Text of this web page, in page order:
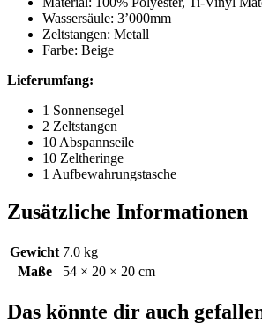
Wassersäule: 3’000mm
Zeltstangen: Metall
Farbe: Beige
Lieferumfang:
1 Sonnensegel
2 Zeltstangen
10 Abspannseile
10 Zeltheringe
1 Aufbewahrungstasche
Zusätzliche Informationen
Gewicht 7.0 kg
Maße
54 × 20 × 20 cm
Das könnte dir auch